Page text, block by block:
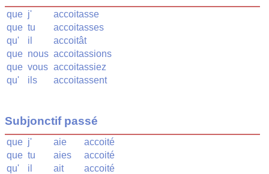
que j'
accoitasse
que tu
accoitasses
qu'
il
accoitât
que nous accoitassions
que vous accoitassiez
qu'
ils accoitassent
Subjonctif passé
que j' aie
accoité
que tu aies
accoité
qu'
il ait
accoité